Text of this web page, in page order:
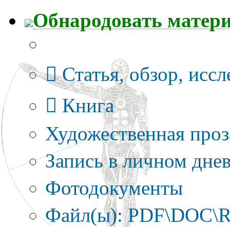
Обнародовать
Статья, обзор,
Книга
Художественная
Запись в личном
Фотодокументы
Файл(ы):